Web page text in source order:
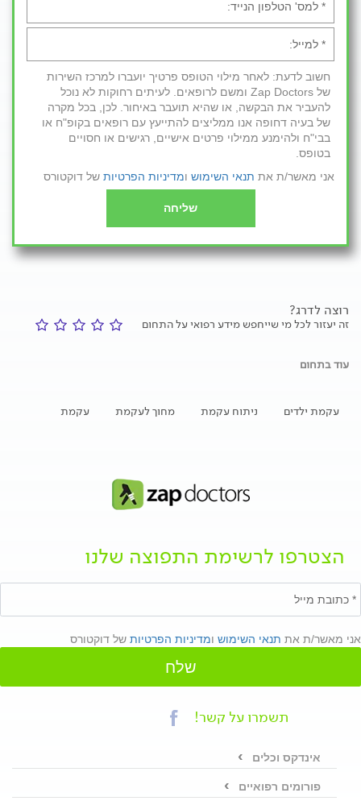
חשוב לדעת: לאחר מילוי הטופס פרטיך יועברו למרכז השירות
של Zap Doctors ומשם לרופאים. לעיתים רחוקות לא נוכל
להעביר את הבקשה, או שהיא תועבר באיחור. לכן, בכל מקרה
של בעיה דחופה אנו ממליצים להתייעץ עם רופאים בקופ"ח או
בבי"ח ולהימנע ממילוי פרטים אישיים, רגישים או חסויים
בטופס.
אני מאשר/ת את תנאי השימוש ומדיניות הפרטיות של דוקטורס
שליחה
רוצה לדרג?
זה יעזור לכל מי שייחפש מידע רפואי על התחום
עוד בתחום
עקמת ילדים ניתוח עקמת מחוך לעקמת עקמת
הצטרפו לרשימת התפוצה שלנו
אני מאשר/ת את תנאי השימוש ומדיניות הפרטיות של דוקטורס
שלח
תשמרו על קשר!
אינדקס וכלים
פורומים רפואיים